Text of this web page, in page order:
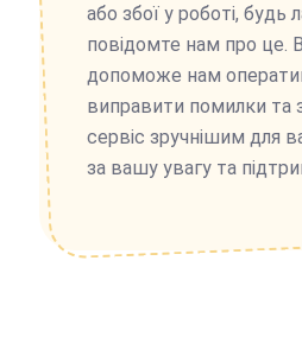
або збої у роботі, будь
повідомте нам про це.
допоможе нам
виправити помилки та
сервіс зручнішим для
за вашу увагу та